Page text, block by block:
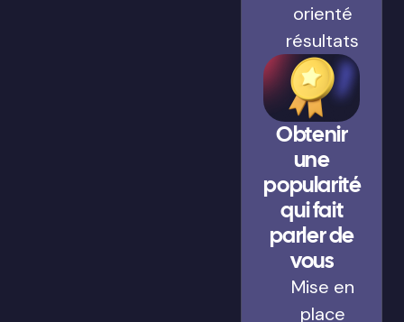
orienté
résultats
Obtenir
une
popularité
qui fait
parler de
vous
Mise en
place